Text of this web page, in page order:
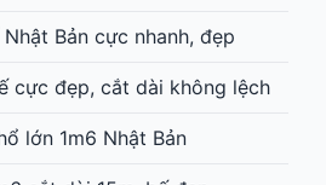
Bản cực nhanh, đẹp
cực đẹp, cắt dài không lệch
lớn 1m6 Nhật Bản